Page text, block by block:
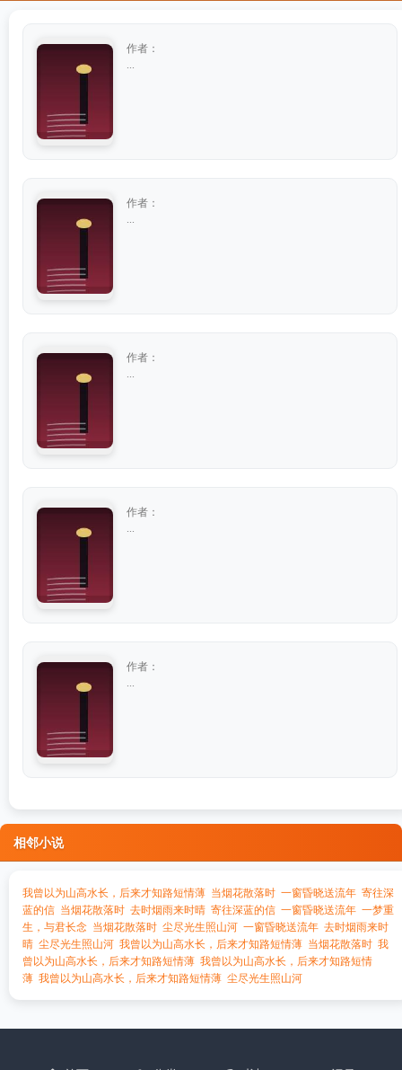
作者：
作者：
作者：
作者：
作者：
相邻小说
我曾以为山高水长，后来才知路短情薄 当烟花散落时 一窗昏晓送流年 寄往深
蓝的信 当烟花散落时 去时烟雨来时晴 寄往深蓝的信 一窗昏晓送流年 一梦重
生，与君长念 当烟花散落时 尘尽光生照山河 一窗昏晓送流年 去时烟雨来时
晴 尘尽光生照山河 我曾以为山高水长，后来才知路短情薄 当烟花散落时 我
曾以为山高水长，后来才知路短情薄 我曾以为山高水长，后来才知路短情
薄 我曾以为山高水长，后来才知路短情薄 尘尽光生照山河